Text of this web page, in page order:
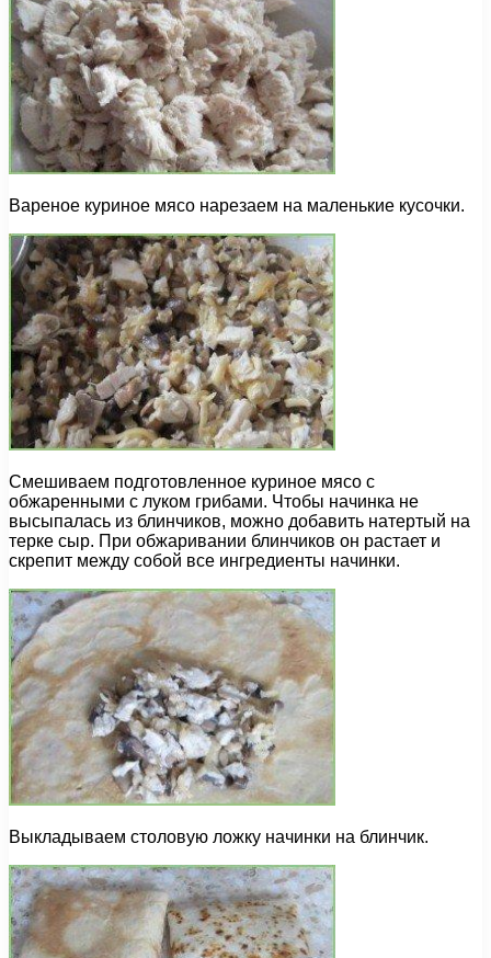
Вареное куриное мясо нарезаем на маленькие кусочки.
Смешиваем подготовленное куриное мясо с
обжаренными с луком грибами. Чтобы начинка не
высыпалась из блинчиков, можно добавить натертый на
терке сыр. При обжаривании блинчиков он растает и
скрепит между собой все ингредиенты начинки.
Выкладываем столовую ложку начинки на блинчик.